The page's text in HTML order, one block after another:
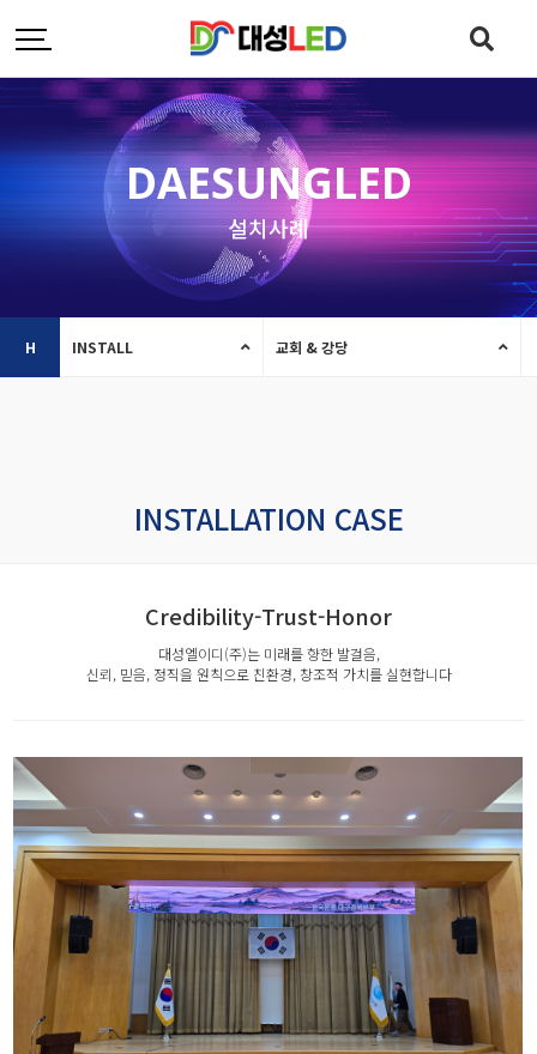
DAESUNGLED
설치사례
H INSTALL 교회 & 강당
INSTALLATION CASE
Credibility-Trust-Honor
대성엘이디(주)는 미래를 향한 발걸음,
신뢰, 믿음, 정직을 원칙으로 친환경, 창조적 가치를 실현합니다